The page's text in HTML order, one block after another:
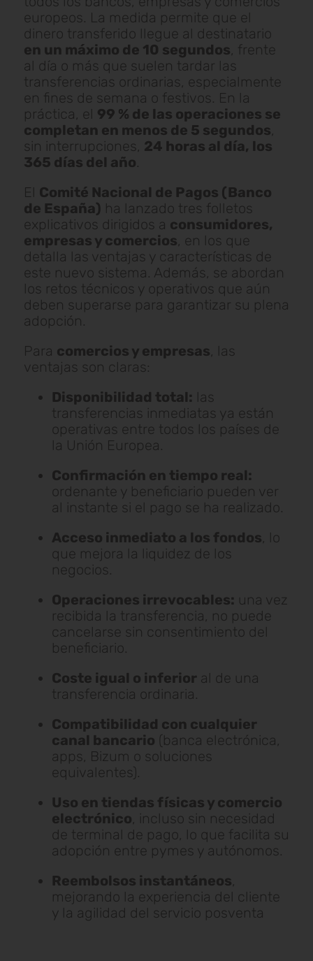
europeos. La medida permite que el
dinero transferido llegue al destinatario
en un máximo de 10 segundos , frente
al día o más que suelen tardar las
transferencias ordinarias, especialmente
en fines de semana o festivos. En la
práctica, el 99 % de las operaciones se
completan en menos de 5 segundos
sin interrupciones, 24 horas al día, los
365 días del año
El Comité Nacional de Pagos (Banco
de España) ha lanzado tres folletos
explicativos dirigidos a consumidores,
empresas y comercios , en los que
detalla las ventajas y características de
este nuevo sistema. Además, se abordan
los retos técnicos y operativos que aún
deben superarse para garantizar su plena
adopción.
Para comercios y empresas , las
ventajas son claras:
Disponibilidad total: las
transferencias inmediatas ya están
operativas entre todos los países de
la Unión Europea.
Confirmación en tiempo real:
ordenante y beneficiario pueden ver
al instante si el pago se ha realizado.
Acceso inmediato a los fondos , lo
que mejora la liquidez de los
negocios.
Operaciones irrevocables: una vez
recibida la transferencia, no puede
cancelarse sin consentimiento del
beneficiario.
Coste igual o inferior al de una
transferencia ordinaria.
Compatibilidad con cualquier
canal bancario (banca electrónica,
apps, Bizum o soluciones
equivalentes).
Uso en tiendas físicas y comercio
electrónico , incluso sin necesidad
de terminal de pago, lo que facilita su
adopción entre pymes y autónomos.
Reembolsos instantáneos
mejorando la experiencia del cliente
y la agilidad del servicio posventa